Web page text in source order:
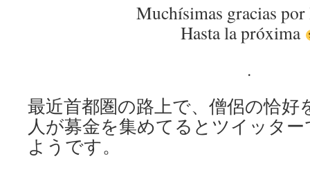
Muchísimas gracias por
Hasta la próxima
.
最近首都圏の路上で、僧侶の恰好
人が募金を集めてるとツイッタ
ようです。